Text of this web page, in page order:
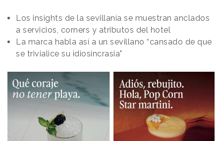
Los insights de la sevillanía se muestran anclados
a servicios, corners y atributos del hotel
La marca habla así a un sevillano “cansado de que
se trivialice su idiosincrasia"